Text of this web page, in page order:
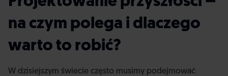
na czym polega i dlaczego
warto to robić?
W dzisiejszym świecie często musimy podejmować